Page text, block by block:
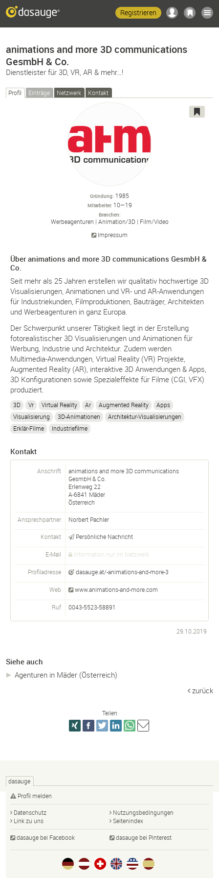
Registrieren
animations and more 3D communications
GesmbH & Co.
Dienstleister für 3D, VR, AR & mehr…!
Profil Einträge Netzwerk Kontakt
Gründung 1985
Mitarbeiter 10—19
Branchen
Werbeagenturen Animation/3D Film/Video
Impressum
Über animations and more 3D communications GesmbH &
Co.
Seit mehr als 25 Jahren erstellen wir qualitativ hochwertige 3D
Visualisierungen, Animationen und VR- und AR-Anwendungen
für Industriekunden, Filmproduktionen, Bauträger, Architekten
und Werbeagenturen in ganz Europa.
Der Schwerpunkt unserer Tätigkeit liegt in der Erstellung
fotorealistischer 3D Visualisierungen und Animationen für
Werbung, Industrie und Architektur. Zudem werden
Multimedia-Anwendungen, Virtual Reality (VR) Projekte,
Augmented Reality (AR), interaktive 3D Anwendungen & Apps,
3D Konfigurationen sowie Spezialeffekte für Filme (CGI, VFX)
produziert.
3D Vr Virtual Reality Ar Augmented Reality
Apps
Visualisierung
3D-Animationen
Architektur-Visualisierungen
Erklär-Filme
Industriefilme
Kontakt
Anschrift
animations and more 3D communications
GesmbH & Co.
Erlenweg 22
A-6841 Mäder
Österreich
Ansprechpartner Norbert Pachler
Kontakt Persönliche Nachricht
E-Mail Information nur im Netzwerk
Profiladresse dasauge.at/-animations-and-more-3
Web www.animations-and-more.com
Ruf 0043-5523-58891
29.10.2019
Siehe auch
Agenturen in Mäder (Österreich)
zurück
Teilen
dasauge
Profil melden
Datenschutz
Nutzungsbedingungen
Link zu uns
Seitenindex
dasauge bei Facebook dasauge bei Pinterest